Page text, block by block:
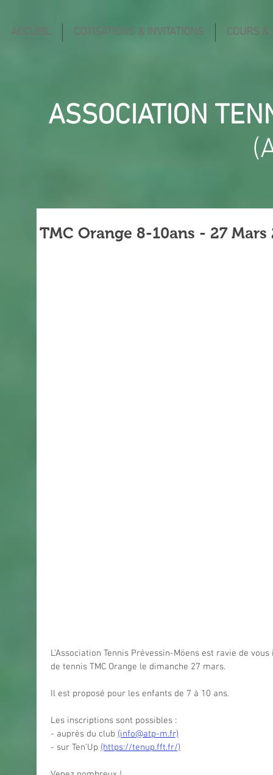
ACCUEIL COTISATIONS & INVITATIONS COURS &
ASSOCIATION
TMC Orange 8-10ans - 27 Mars
L'Association Tennis Prévessin-Möens est ravie de
de tennis TMC Orange le dimanche 27 mars.
Il est proposé pour les enfants de 7 à 10 ans.
Les inscriptions sont possibles :
- auprès du club (info@atp-m.fr)
- sur Ten'Up (https://tenup.fft.fr/)